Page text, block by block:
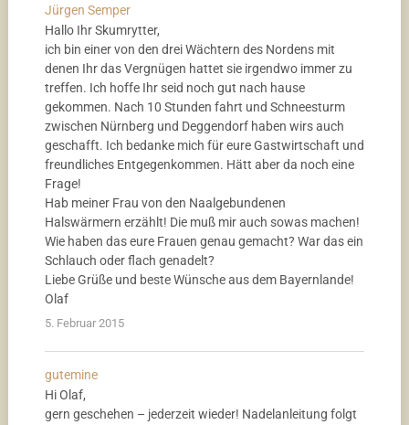
Jürgen Semper
Hallo Ihr Skumrytter,
ich bin einer von den drei Wächtern des Nordens mit
denen Ihr das Vergnügen hattet sie irgendwo immer zu
treffen. Ich hoffe Ihr seid noch gut nach hause
gekommen. Nach 10 Stunden fahrt und Schneesturm
zwischen Nürnberg und Deggendorf haben wirs auch
geschafft. Ich bedanke mich für eure Gastwirtschaft und
freundliches Entgegenkommen. Hätt aber da noch eine
Frage!
Hab meiner Frau von den Naalgebundenen
Halswärmern erzählt! Die muß mir auch sowas machen!
Wie haben das eure Frauen genau gemacht? War das ein
Schlauch oder flach genadelt?
Liebe Grüße und beste Wünsche aus dem Bayernlande!
Olaf
5. Februar 2015
gutemine
Hi Olaf,
gern geschehen – jederzeit wieder! Nadelanleitung folgt